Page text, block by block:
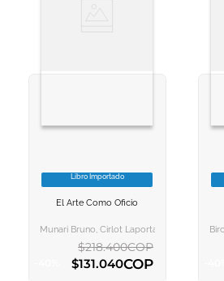
VER INFORMACION
Libro Importado
El Arte Como Oficio
Munari Bruno, Cirlot Laporta Juan
$218.400COP
$131.040COP